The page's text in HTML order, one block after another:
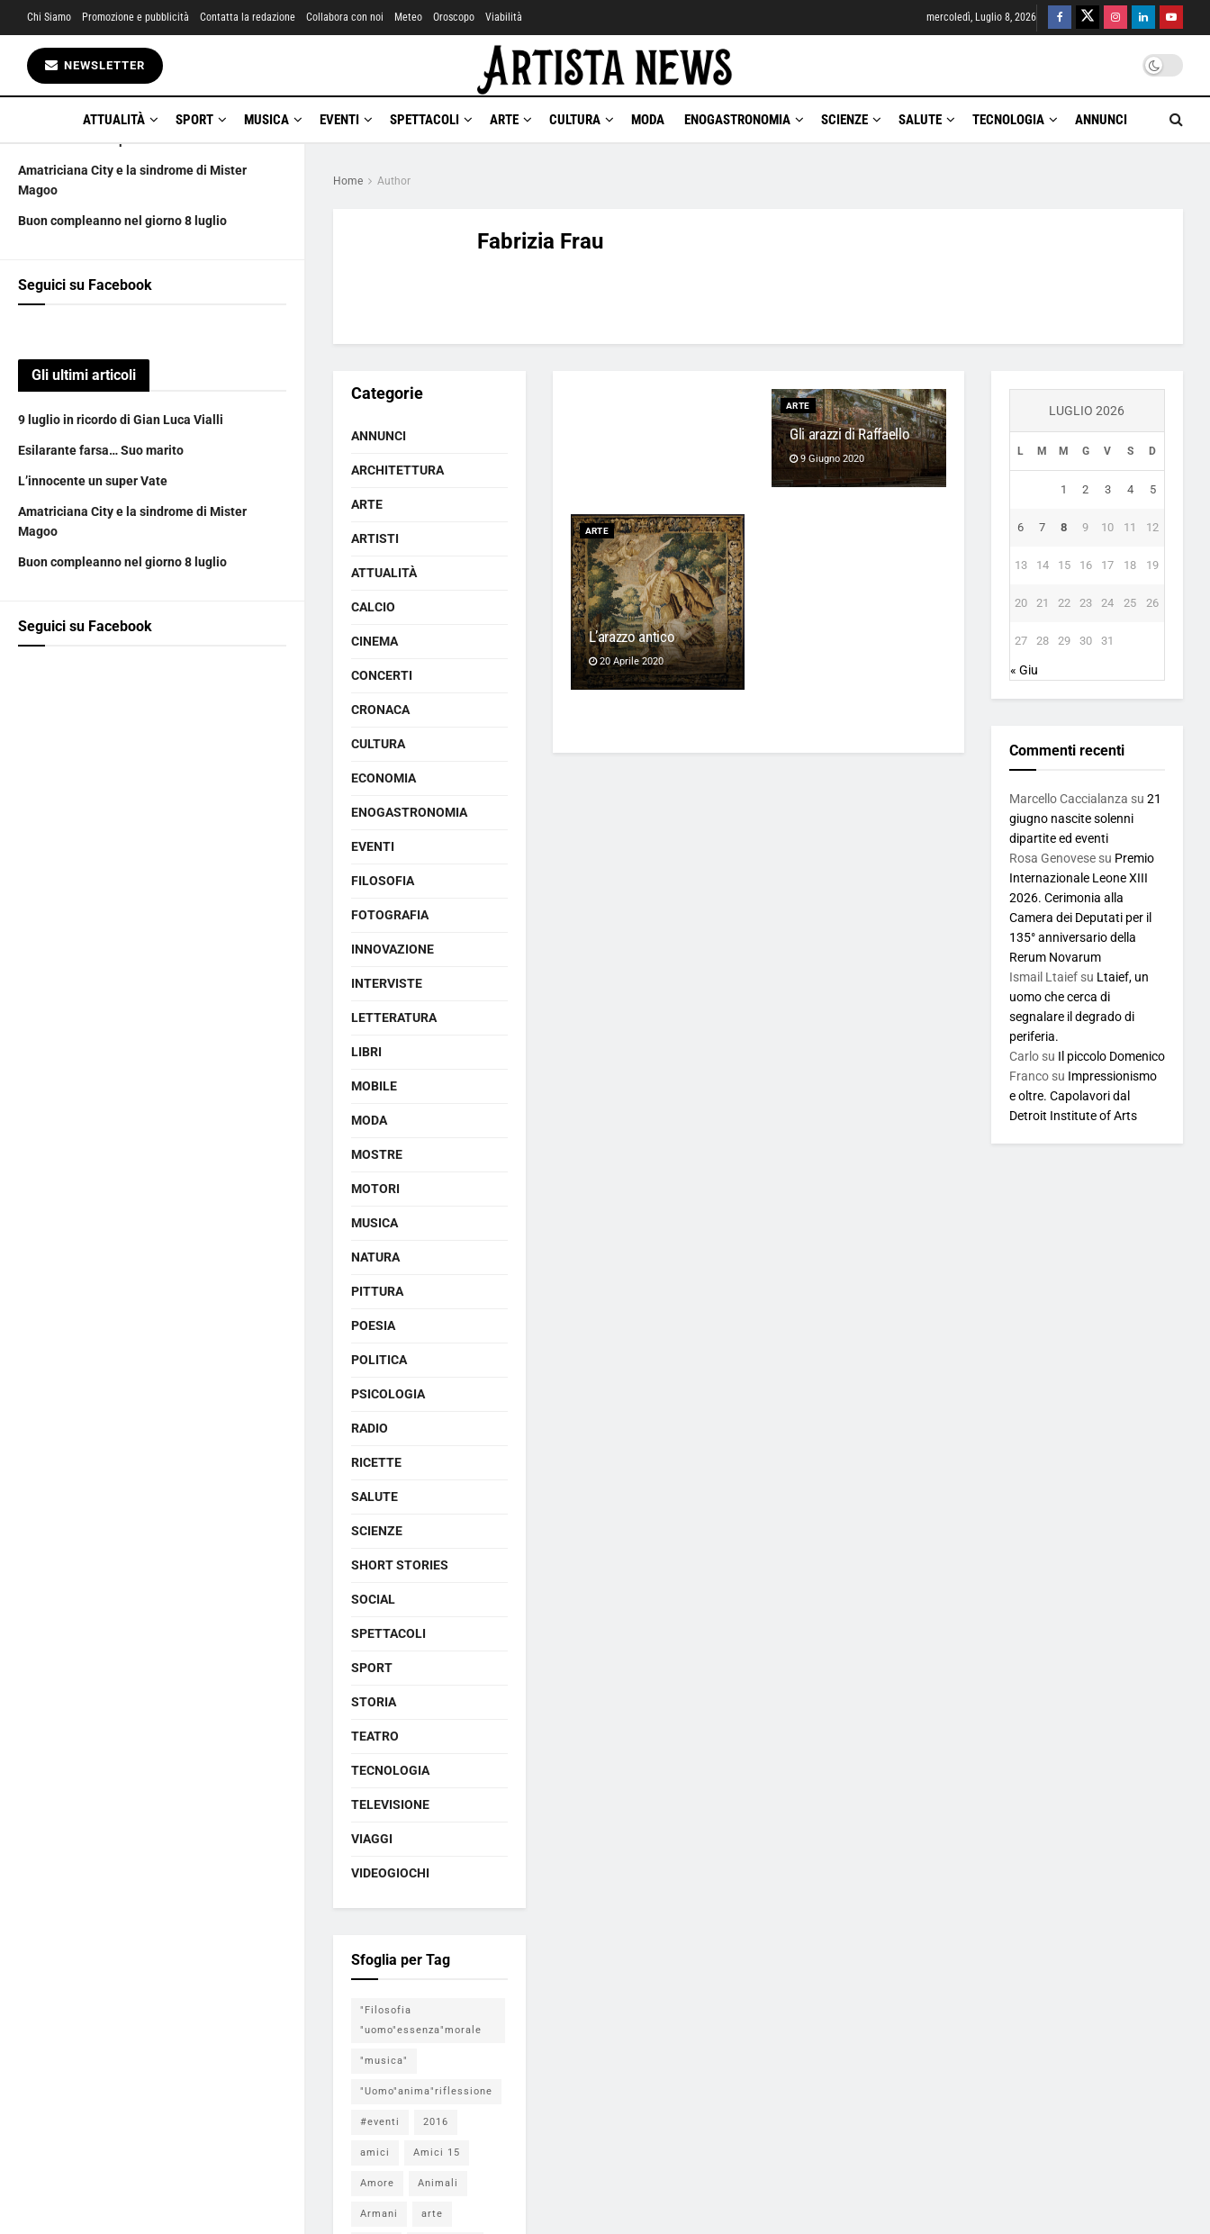
Gli ultimi articoli
9 luglio in ricordo di Gian Luca Vialli
Esilarante farsa… Suo marito
Amatriciana City e la sindrome di Mister
Magoo
Buon compleanno nel giorno 8 luglio
Seguici su Facebook
Gli ultimi articoli
9 luglio in ricordo di Gian Luca Vialli
Esilarante farsa… Suo marito
L’innocente un super Vate
Amatriciana City e la sindrome di Mister
Magoo
Buon compleanno nel giorno 8 luglio
Seguici su Facebook
Chi Siamo Promozione e pubblicità Contatta la redazione Collabora con noi Meteo Oroscopo Viabilità mercoledì, Luglio 8, 2026
NEWSLETTER
ATTUALITÀ SPORT MUSICA EVENTI SPETTACOLI ARTE CULTURA MODA ENOGASTRONOMIA SCIENZE SALUTE TECNOLOGIA ANNUNCI
Home Author
Fabrizia Frau
ARTE
Gli arazzi di Raffaello
9 Giugno 2020
ARTE
L’arazzo antico
20 Aprile 2020
Categorie
ANNUNCI
ARCHITETTURA
ARTE
ARTISTI
ATTUALITÀ
CALCIO
CINEMA
CONCERTI
CRONACA
CULTURA
ECONOMIA
ENOGASTRONOMIA
EVENTI
FILOSOFIA
FOTOGRAFIA
INNOVAZIONE
INTERVISTE
LETTERATURA
LIBRI
MOBILE
MODA
MOSTRE
MOTORI
MUSICA
NATURA
PITTURA
POESIA
POLITICA
PSICOLOGIA
RADIO
RICETTE
SALUTE
SCIENZE
SHORT STORIES
SOCIAL
SPETTACOLI
SPORT
STORIA
TEATRO
TECNOLOGIA
TELEVISIONE
VIAGGI
VIDEOGIOCHI
Sfoglia per Tag
"Filosofia
"uomo"essenza"morale
"musica"
"Uomo"anima"riflessione
#eventi 2016
amici Amici 15
Amore Animali
Armani arte
LUGLIO 2026
L M M G V S D
1 2 3 4 5
6 7 8 9 10 11 12
13 14 15 16 17 18 19
20 21 22 23 24 25 26
27 28 29 30 31
« Giu
Commenti recenti
Marcello Caccialanza su 21
giugno nascite solenni
dipartite ed eventi
Rosa Genovesesu Premio
Internazionale Leone XIII
2026. Cerimonia alla
Camera dei Deputati per il
135° anniversario della
Rerum Novarum
Ismail Ltaiefsu Ltaief, un
uomo che cerca di
segnalare il degrado di
periferia.
Carlosu Il piccolo Domenico
Francosu Impressionismo
e oltre. Capolavori dal
Detroit Institute of Arts